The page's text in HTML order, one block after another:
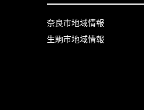
奈良市地域情報
生駒市地域情報